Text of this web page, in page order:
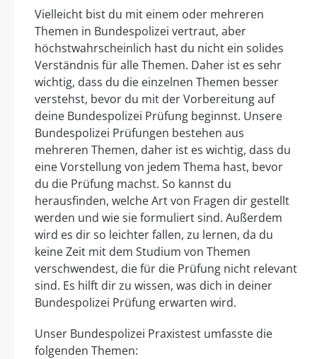
Vielleicht bist du mit einem oder mehreren
Themen in Bundespolizei vertraut, aber
höchstwahrscheinlich hast du nicht ein solides
Verständnis für alle Themen. Daher ist es sehr
wichtig, dass du die einzelnen Themen besser
verstehst, bevor du mit der Vorbereitung auf
deine Bundespolizei Prüfung beginnst. Unsere
Bundespolizei Prüfungen bestehen aus
mehreren Themen, daher ist es wichtig, dass du
eine Vorstellung von jedem Thema hast, bevor
du die Prüfung machst. So kannst du
herausfinden, welche Art von Fragen dir gestellt
werden und wie sie formuliert sind. Außerdem
wird es dir so leichter fallen, zu lernen, da du
keine Zeit mit dem Studium von Themen
verschwendest, die für die Prüfung nicht relevant
sind. Es hilft dir zu wissen, was dich in deiner
Bundespolizei Prüfung erwarten wird.
Unser Bundespolizei Praxistest umfasste die
folgenden Themen: